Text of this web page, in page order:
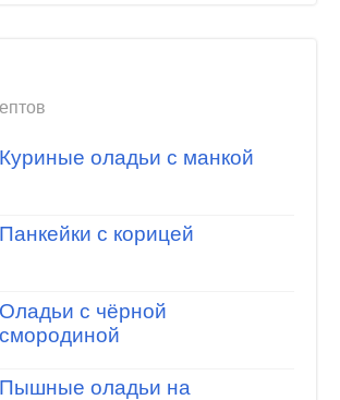
Куриные оладьи с манкой
Панкейки с корицей
Оладьи с чёрной
смородиной
Пышные оладьи на